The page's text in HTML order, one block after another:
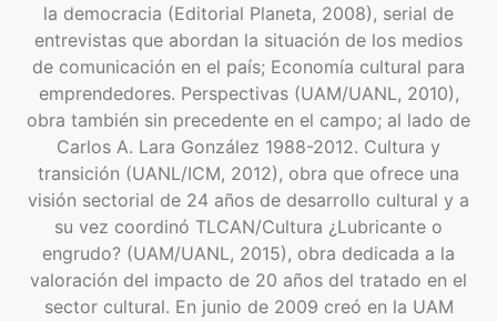
la democracia (Editorial Planeta, 2008), serial de
entrevistas que abordan la situación de los medios
de comunicación en el país; Economía cultural para
emprendedores. Perspectivas (UAM/UANL, 2010),
obra también sin precedente en el campo; al lado de
Carlos A. Lara González 1988-2012. Cultura y
transición (UANL/ICM, 2012), obra que ofrece una
visión sectorial de 24 años de desarrollo cultural y a
su vez coordinó TLCAN/Cultura ¿Lubricante o
engrudo? (UAM/UANL, 2015), obra dedicada a la
valoración del impacto de 20 años del tratado en el
sector cultural. En junio de 2009 creó en la UAM